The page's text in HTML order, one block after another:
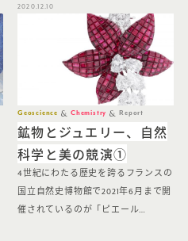
Geoscience Chemistry Report
2020.12.10
鉱物とジュエリー、自然
科学と美の競演①
4世紀にわたる歴史を誇るフランスの
国立自然史博物館で2021年6月まで開
催されているのが「ピエール…